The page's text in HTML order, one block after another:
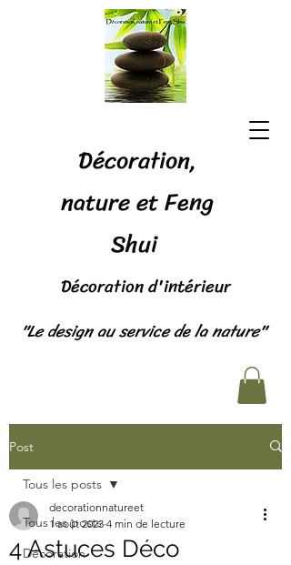
Décoration,
nature et Feng
Shui
Décoration d'intérieur
"Le design au service de la nature"
Post
Tous les posts
Décoration
Tous les posts
4 Astuces Déco
decorationnatureet
1 août 2023 4 min de lecture